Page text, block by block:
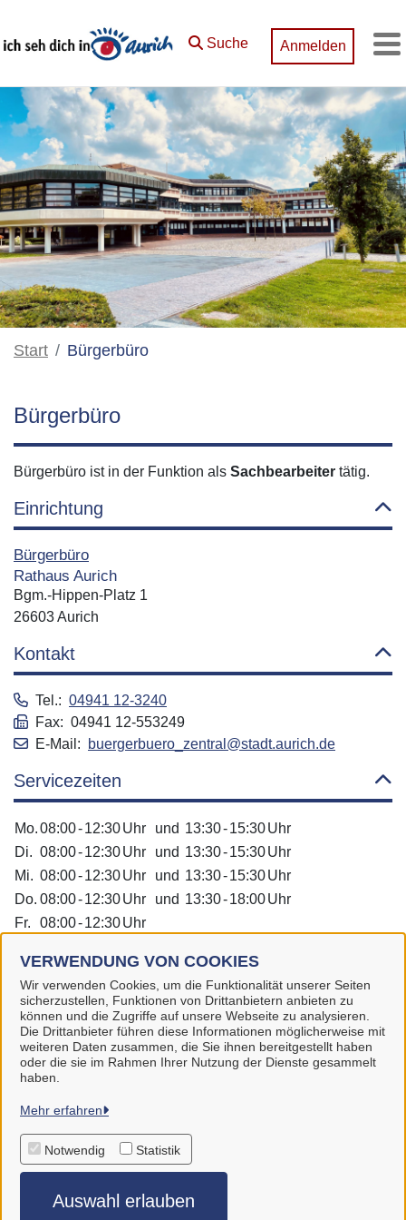
VERWENDUNG VON COOKIES
Wir verwenden Cookies, um die Funktionalität unserer Seiten
sicherzustellen, Funktionen von Drittanbietern anbieten zu
können und die Zugriffe auf unsere Webseite zu analysieren.
Die Drittanbieter führen diese Informationen möglicherweise mit
weiteren Daten zusammen, die Sie ihnen bereitgestellt haben
oder die sie im Rahmen Ihrer Nutzung der Dienste gesammelt
haben.
Mehr erfahren
Notwendig Statistik
Auswahl erlauben
Suche Anmelden
Start Bürgerbüro
Bürgerbüro
Bürgerbüro ist in der Funktion als Sachbearbeiter tätig.
Einrichtung
Bürgerbüro
Rathaus Aurich
Bgm.-Hippen-Platz 1
26603 Aurich
Kontakt
Tel.: 04941 12-3240
Fax: 04941 12-553249
E-Mail:
buergerbuero_zentral@stadt.aurich.de
Servicezeiten
Mo.08:00-12:30Uhr und 13:30-15:30Uhr
Di. 08:00-12:30Uhr und 13:30-15:30Uhr
Mi. 08:00-12:30Uhr und 13:30-15:30Uhr
Do. 08:00-12:30Uhr und 13:30-18:00Uhr
Fr.
08:00-12:30Uhr
Dienstleistungen
Alle zugeordneten Einrichtungen
Stadt Aurich
Alle Rechte vorbehalten